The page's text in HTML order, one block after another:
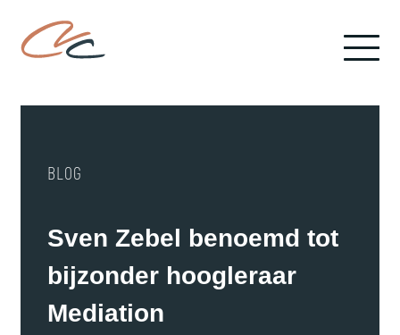
BLOG
Sven Zebel benoemd tot
bijzonder hoogleraar
Mediation